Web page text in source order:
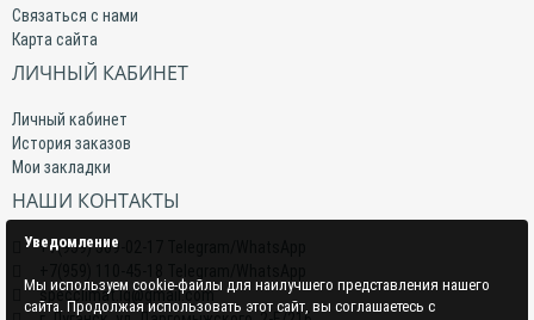
Связаться с нами
Карта сайта
ЛИЧНЫЙ КАБИНЕТ
Личный кабинет
История заказов
Мои закладки
НАШИ КОНТАКТЫ
+7(959) 509-02-17 Telegram/WhatsApp
specclimat.lg@gmail.com
Уведомление
Мы используем cookie-файлы для наилучшего представления нашего
сайта. Продолжая использовать этот сайт, вы соглашаетесь с